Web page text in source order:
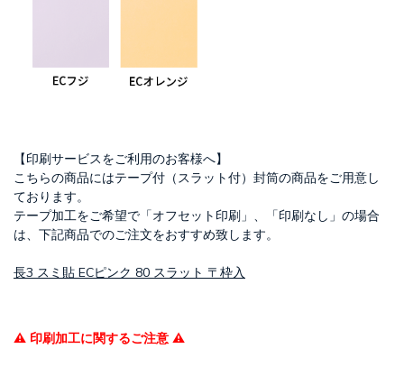
【印刷サービスをご利用のお客様へ】
こちらの商品にはテープ付（スラット付）封筒の商品をご用意し
ております。
テープ加工をご希望で「オフセット印刷」、「印刷なし」の場合
は、下記商品でのご注文をおすすめ致します。
長3 スミ貼 ECピンク 80 スラット 〒枠入
⚠ 印刷加工に関するご注意 ⚠